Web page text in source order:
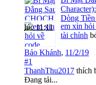
Dòng
lúc 11:11
em xin hỏi
tài chính
Bảo Khánh, 11/2/19
#1
ThanhThu2017 thích
Đang tải...